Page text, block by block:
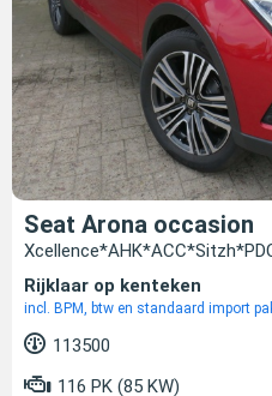
Seat Arona occasion
Rijklaar op kenteken
incl. BPM, btw en standaard import
113500
116 PK (85 KW)